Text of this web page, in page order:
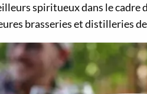
spiritueux dans le cadre
brasseries et distilleries